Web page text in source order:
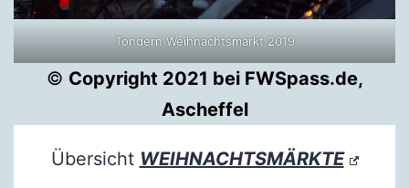
Tondern Weihnachtsmarkt 2019
© Copyright 2021 bei FWSpass.de,
Ascheffel
Übersicht WEIHNACHTSMÄRKTE